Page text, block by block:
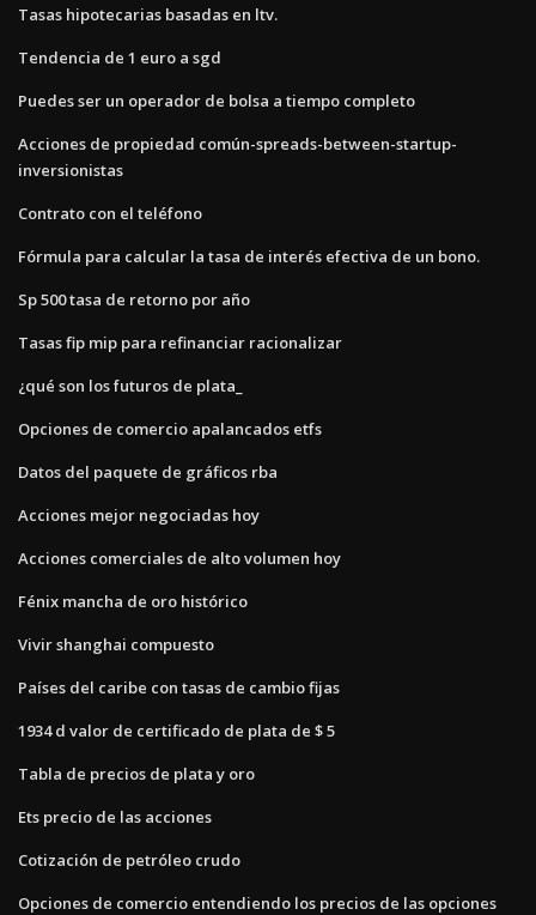
Tasas hipotecarias basadas en ltv.
Tendencia de 1 euro a sgd
Puedes ser un operador de bolsa a tiempo completo
Acciones de propiedad común-spreads-between-startup-
inversionistas
Contrato con el teléfono
Fórmula para calcular la tasa de interés efectiva de un bono.
Sp 500 tasa de retorno por año
Tasas fip mip para refinanciar racionalizar
¿qué son los futuros de plata_
Opciones de comercio apalancados etfs
Datos del paquete de gráficos rba
Acciones mejor negociadas hoy
Acciones comerciales de alto volumen hoy
Fénix mancha de oro histórico
Vivir shanghai compuesto
Países del caribe con tasas de cambio fijas
1934 d valor de certificado de plata de $ 5
Tabla de precios de plata y oro
Ets precio de las acciones
Cotización de petróleo crudo
Opciones de comercio entendiendo los precios de las opciones